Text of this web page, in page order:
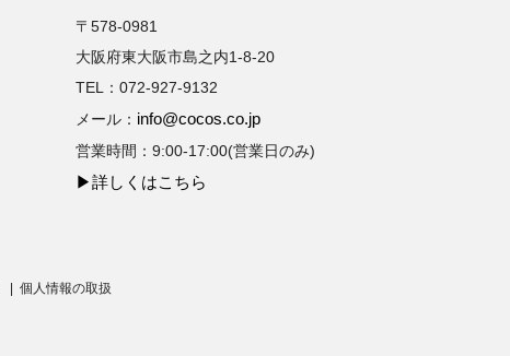
〒578-0981
大阪府東大阪市島之内1-8-20
TEL：072-927-9132
メール： info@cocos.co.jp
営業時間：9:00-17:00(営業日のみ)
▶詳しくはこちら
個人情報の取扱